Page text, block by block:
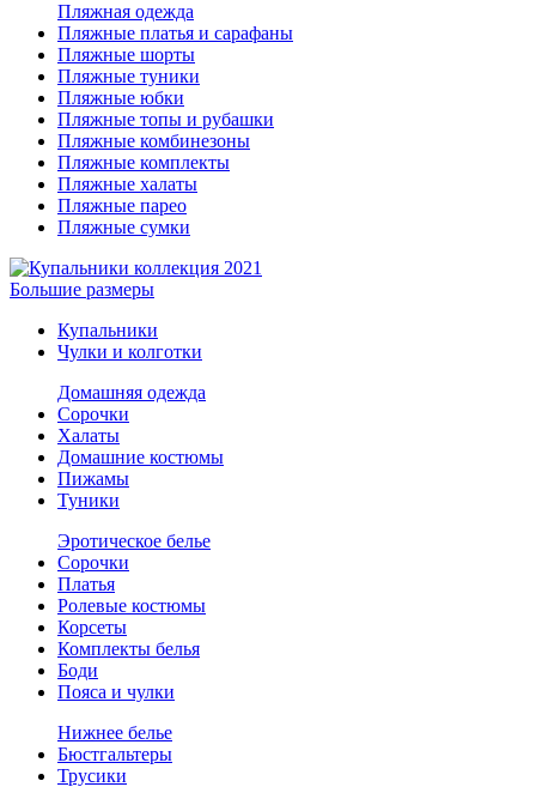
Пляжная одежда
Пляжные платья и сарафаны
Пляжные шорты
Пляжные туники
Пляжные юбки
Пляжные топы и рубашки
Пляжные комбинезоны
Пляжные комплекты
Пляжные халаты
Пляжные парео
Пляжные сумки
Большие размеры
Купальники
Чулки и колготки
Домашняя одежда
Сорочки
Халаты
Домашние костюмы
Пижамы
Туники
Эротическое белье
Сорочки
Платья
Ролевые костюмы
Корсеты
Комплекты белья
Боди
Пояса и чулки
Нижнее белье
Бюстгальтеры
Трусики